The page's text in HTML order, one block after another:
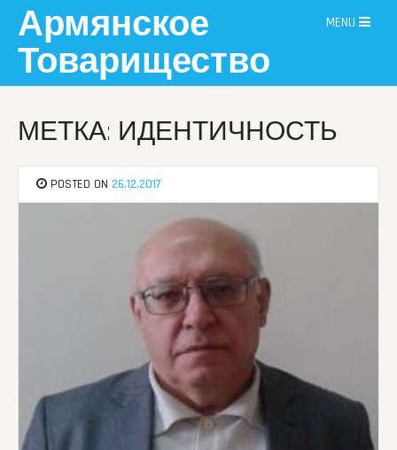
content
Армянское
Товарищество
MENU
МЕТКА: ИДЕНТИЧНОСТЬ
POSTED ON 26.12.2017